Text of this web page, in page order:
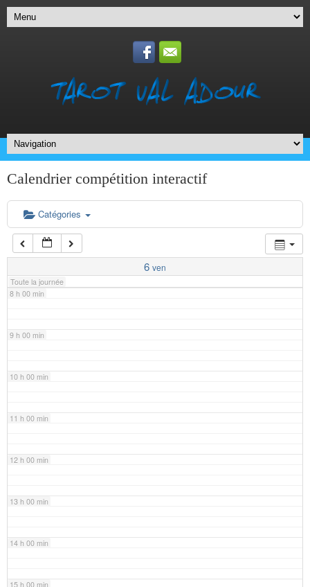
Calendrier compétition interactif
Catégories
6 ven
Toute la journée
6 h 00 min
7 h 00 min
8 h 00 min
9 h 00 min
10 h 00 min
11 h 00 min
12 h 00 min
13 h 00 min
14 h 00 min
15 h 00 min